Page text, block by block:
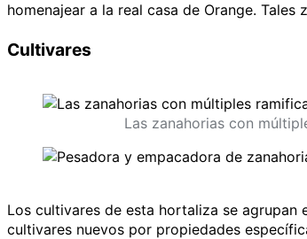
homenajear a la real casa de Orange.
Cultivares
Las zanahorias con
Los cultivares de esta hortaliza se agrupan
cultivares nuevos por propiedades